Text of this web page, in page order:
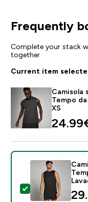
Frequently
Complete your stack
together
Current item
Camisola
Tempo
XS
Select this